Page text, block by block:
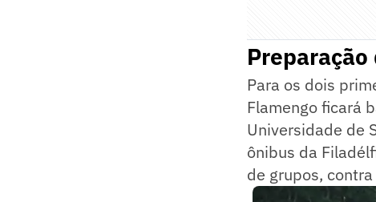
Para os dois
Flamengo ficará
Universidade de
ônibus da
de grupos,